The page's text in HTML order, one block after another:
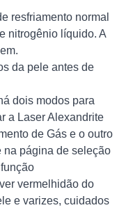
resfriamento normal
nitrogênio líquido. A
da pele antes de
dois modos para
a Laser Alexandrite
de Gás e o outro
na página de seleção
vermelhidão do
e varizes, cuidados